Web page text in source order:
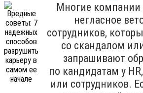
Многие
негласное
сотрудников,
со скандалом
запрашивают
по кандидатам у
или сотрудников.